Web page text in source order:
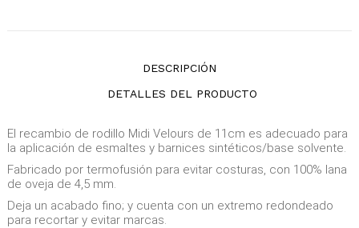
DESCRIPCIÓN
DETALLES DEL PRODUCTO
El recambio de rodillo Midi Velours de 11cm es adecuado para
la aplicación de esmaltes y barnices sintéticos/base solvente.
Fabricado por termofusión para evitar costuras, con 100% lana
de oveja de 4,5 mm.
Deja un acabado fino; y cuenta con un extremo redondeado
para recortar y evitar marcas.